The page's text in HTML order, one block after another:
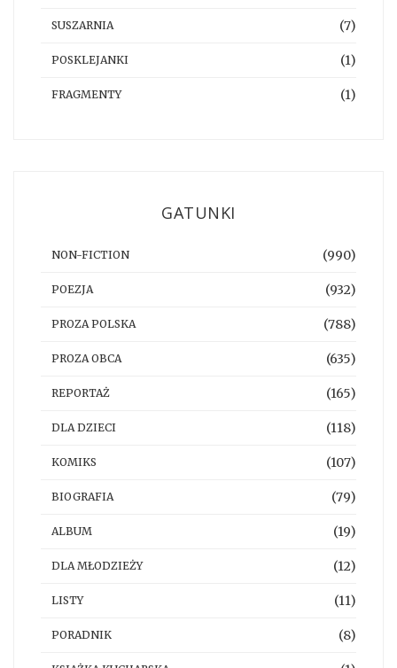
SUSZARNIA (7)
POSKLEJANKI (1)
FRAGMENTY (1)
GATUNKI
NON-FICTION (990)
POEZJA (932)
PROZA POLSKA (788)
PROZA OBCA (635)
REPORTAŻ (165)
DLA DZIECI (118)
KOMIKS (107)
BIOGRAFIA (79)
ALBUM (19)
DLA MŁODZIEŻY (12)
LISTY (11)
PORADNIK (8)